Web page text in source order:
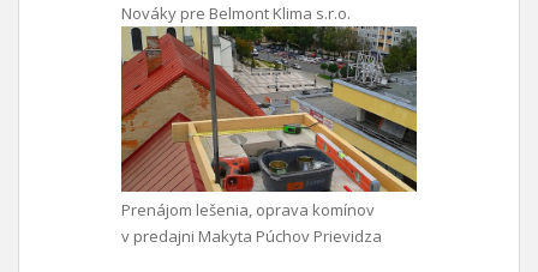
Nováky pre Belmont Klima s.r.o.
Prenájom lešenia, oprava komínov
v predajni Makyta Púchov Prievidza